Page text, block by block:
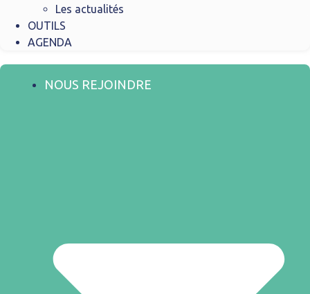
Les actualités
OUTILS
AGENDA
NOUS REJOINDRE